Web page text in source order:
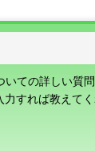
ての詳しい質
すれば教えて